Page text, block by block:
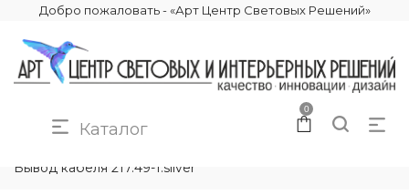
Добро пожаловать - «Арт Центр Световых Решений»
Каталог
0
Вывод кабеля 217.49-1.silver